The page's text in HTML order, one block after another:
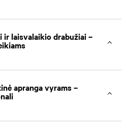
ir laisvalaikio drabužiai –
apranga vyrams –